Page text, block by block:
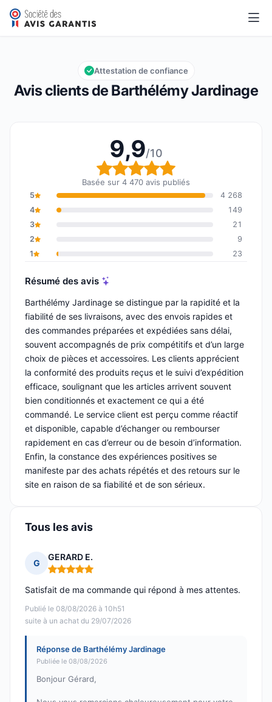
Barthélémy Jardinage
Note globale : 9,9 sur 10
9,9/10
Avis clients de Barthélémy Jardinage
Attestation de confiance
9,9/10
Note globale : 9,9 sur
Basée sur 4 470 avis publiés
5
4 268
4
149
3
21
2
9
1
23
Résumé des avis
Barthélémy Jardinage se distingue par la rapidité et la
fiabilité de ses livraisons, avec des envois rapides et
des commandes préparées et expédiées sans délai,
souvent accompagnés de prix compétitifs et d’un large
choix de pièces et accessoires. Les clients apprécient
la conformité des produits reçus et le suivi d’expédition
efficace, soulignant que les articles arrivent souvent
bien conditionnés et exactement ce qui a été
commandé. Le service client est perçu comme réactif
et disponible, capable d’échanger ou rembourser
rapidement en cas d’erreur ou de besoin d’information.
Enfin, la constance des expériences positives se
manifeste par des achats répétés et des retours sur le
site en raison de sa fiabilité et de son sérieux.
Tous les avis
G
GERARD E.
Note : 5 sur 5
Publié le 08/08/2026 à 10h51
suite à un achat du 29/07/2026
Satisfait de ma commande qui répond à mes attentes.
Réponse de Barthélémy Jardinage
Publiée le 08/08/2026
Bonjour Gérard,